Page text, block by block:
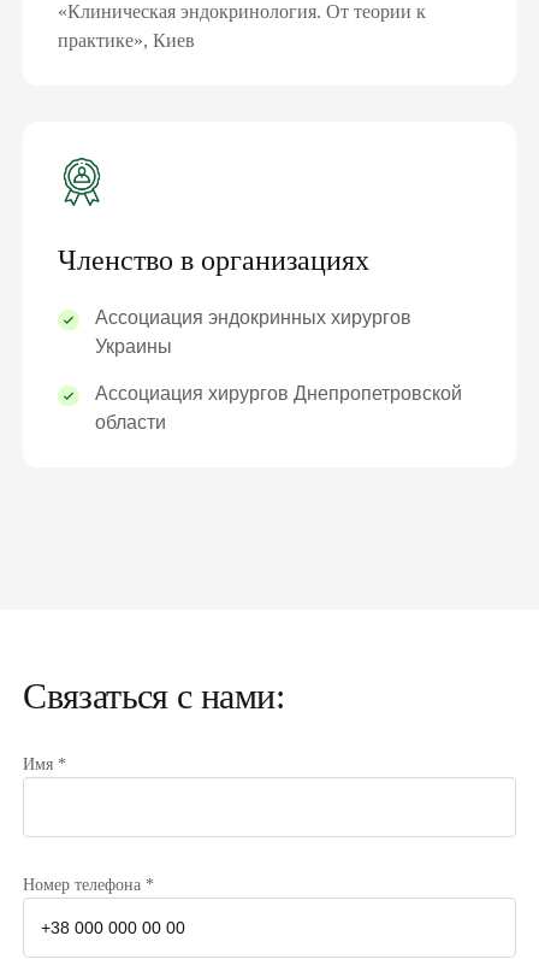
«Клиническая эндокринология. От теории к
практике», Киев
Членство в организациях
Ассоциация эндокринных хирургов
Украины
Ассоциация хирургов Днепропетровской
области
Связаться с нами:
Имя *
Номер телефона *